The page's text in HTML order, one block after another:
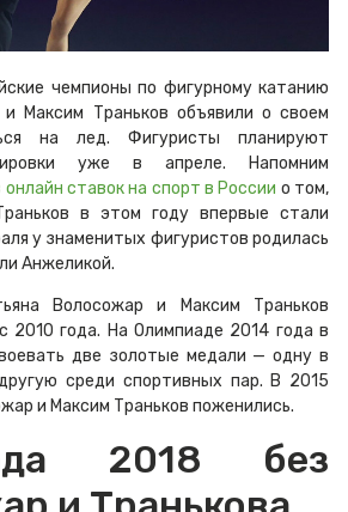
чемпионы по фигурному катанию
Максим Траньков объявили о своем
на лед. Фигуристы планируют
уже в апреле. Напомним
онлайн ставок на спорт в России о том,
в этом году впервые стали
у знаменитых фигуристов родилась
Анжеликой.
Волосожар и Максим Траньков
2010 года. На Олимпиаде 2014 года в
две золотые медали — одну в
среди спортивных пар. В 2015
и Максим Траньков поженились.
2018 без